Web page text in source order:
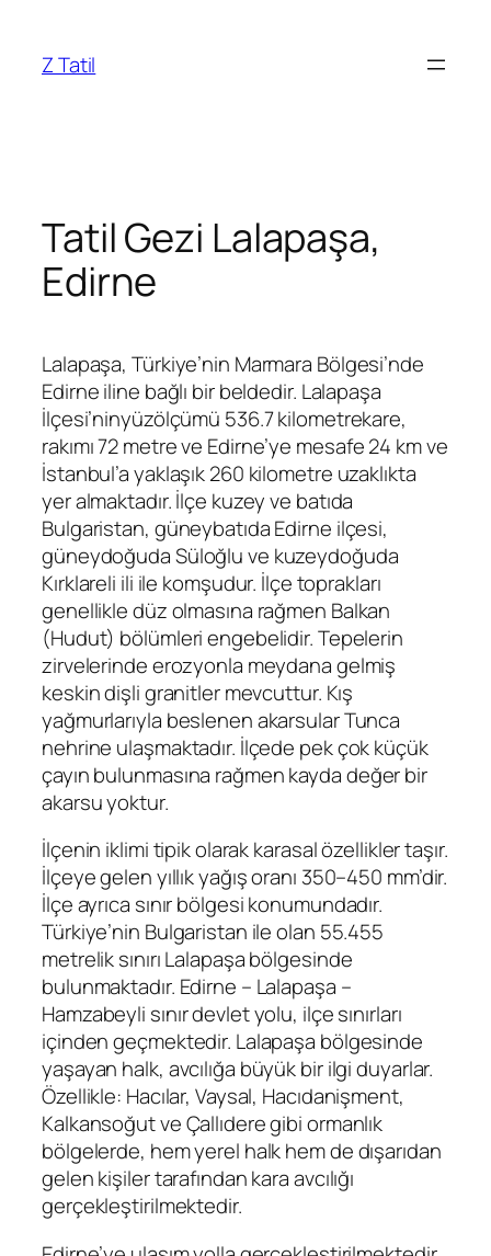
Z Tatil
Tatil Gezi Lalapaşa,
Edirne
Lalapaşa, Türkiye’nin Marmara Bölgesi’nde
Edirne iline bağlı bir beldedir. Lalapaşa
İlçesi’ninyüzölçümü 536.7 kilometrekare,
rakımı 72 metre ve Edirne’ye mesafe 24 km ve
İstanbul’a yaklaşık 260 kilometre uzaklıkta
yer almaktadır. İlçe kuzey ve batıda
Bulgaristan, güneybatıda Edirne ilçesi,
güneydoğuda Süloğlu ve kuzeydoğuda
Kırklareli ili ile komşudur. İlçe toprakları
genellikle düz olmasına rağmen Balkan
(Hudut) bölümleri engebelidir. Tepelerin
zirvelerinde erozyonla meydana gelmiş
keskin dişli granitler mevcuttur. Kış
yağmurlarıyla beslenen akarsular Tunca
nehrine ulaşmaktadır. İlçede pek çok küçük
çayın bulunmasına rağmen kayda değer bir
akarsu yoktur.
İlçenin iklimi tipik olarak karasal özellikler taşır.
İlçeye gelen yıllık yağış oranı 350–450 mm’dir.
İlçe ayrıca sınır bölgesi konumundadır.
Türkiye’nin Bulgaristan ile olan 55.455
metrelik sınırı Lalapaşa bölgesinde
bulunmaktadır. Edirne – Lalapaşa –
Hamzabeyli sınır devlet yolu, ilçe sınırları
içinden geçmektedir. Lalapaşa bölgesinde
yaşayan halk, avcılığa büyük bir ilgi duyarlar.
Özellikle: Hacılar, Vaysal, Hacıdanişment,
Kalkansoğut ve Çallıdere gibi ormanlık
bölgelerde, hem yerel halk hem de dışarıdan
gelen kişiler tarafından kara avcılığı
gerçekleştirilmektedir.